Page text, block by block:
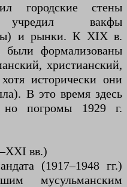
городские стены
вакфы
и рынки. К XIX в.
были формализованы
христианский,
исторически они
В это время здесь
погромы 1929 г.
вв.)
(1917–1948 гг.)
мусульманским